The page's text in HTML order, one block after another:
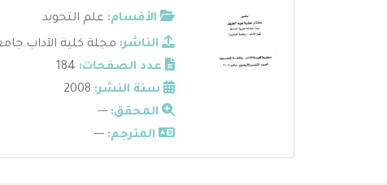
الأقسام: علم التجويد
الناشر: مجلة كلية الآداب
عدد الصفحات:
سنة النشر:
المحقق: ---
المترجم: ---